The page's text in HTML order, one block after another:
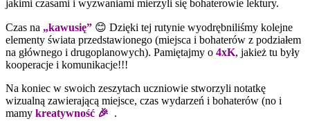
jakimi czasami i wyzwaniami mierzyli się bohaterowie lektury.
Czas na „kawusię” 😊 Dzięki tej rutynie wyodrębniliśmy kolejne
elementy świata przedstawionego (miejsca i bohaterów z podziałem
na głównego i drugoplanowych). Pamiętajmy o 4xK, jakież tu były
kooperacje i komunikacje!!!
Na koniec w swoich zeszytach uczniowie stworzyli notatkę
wizualną zawierającą miejsce, czas wydarzeń i bohaterów (no i
mamy kreatywność 🎉 .